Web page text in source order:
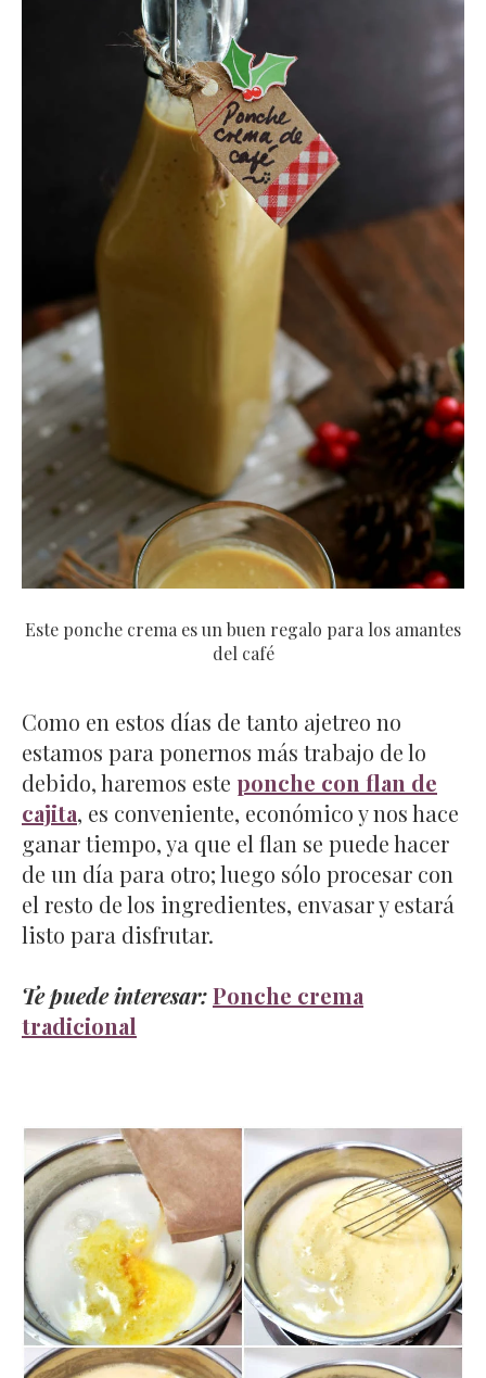
Este ponche crema es un buen regalo para los amantes
del café
Como en estos días de tanto ajetreo no
estamos para ponernos más trabajo de lo
debido, haremos este ponche con flan de
cajita, es conveniente, económico y nos hace
ganar tiempo, ya que el flan se puede hacer
de un día para otro; luego sólo procesar con
el resto de los ingredientes, envasar y estará
listo para disfrutar.
Te puede interesar:Ponche crema
tradicional